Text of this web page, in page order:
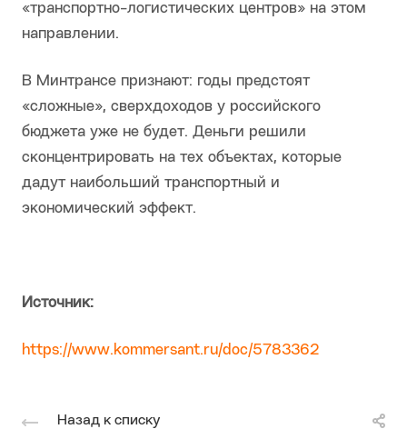
«транспортно-логистических центров» на этом
направлении.
В Минтрансе признают: годы предстоят
«сложные», сверхдоходов у российского
бюджета уже не будет. Деньги решили
сконцентрировать на тех объектах, которые
дадут наибольший транспортный и
экономический эффект.
Источник:
https://www.kommersant.ru/doc/5783362
Назад к списку